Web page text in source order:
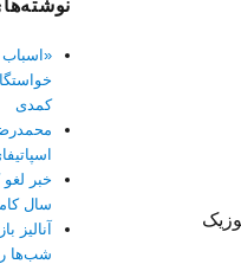
«اسباب
کمدی
خبر لغو
سال
آنالیز
شب‌ها